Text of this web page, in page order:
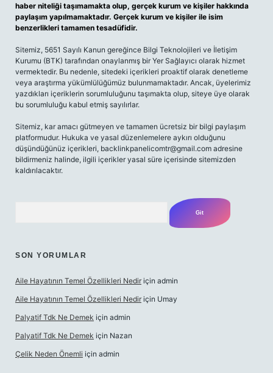
haber niteliği taşımamakta olup, gerçek kurum ve kişiler hakkında
paylaşım yapılmamaktadır. Gerçek kurum ve kişiler ile isim
benzerlikleri tamamen tesadüfidir.
Sitemiz, 5651 Sayılı Kanun gereğince Bilgi Teknolojileri ve İletişim
Kurumu (BTK) tarafından onaylanmış bir Yer Sağlayıcı olarak hizmet
vermektedir. Bu nedenle, sitedeki içerikleri proaktif olarak denetleme
veya araştırma yükümlülüğümüz bulunmamaktadır. Ancak, üyelerimiz
yazdıkları içeriklerin sorumluluğunu taşımakta olup, siteye üye olarak
bu sorumluluğu kabul etmiş sayılırlar.
Sitemiz, kar amacı gütmeyen ve tamamen ücretsiz bir bilgi paylaşım
platformudur. Hukuka ve yasal düzenlemelere aykırı olduğunu
düşündüğünüz içerikleri, backlinkpanelicomtr@gmail.com adresine
bildirmeniz halinde, ilgili içerikler yasal süre içerisinde sitemizden
kaldırılacaktır.
SON YORUMLAR
Aile Hayatının Temel Özellikleri Nedir için admin
Aile Hayatının Temel Özellikleri Nedir için Umay
Palyatif Tdk Ne Demek için admin
Palyatif Tdk Ne Demek için Nazan
Çelik Neden Önemli için admin